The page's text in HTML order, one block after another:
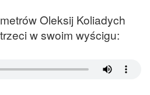
Oleksij Koliadych
w swoim wyścigu: